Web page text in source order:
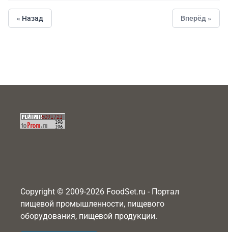
« Назад Вперёд »
Copyright © 2009-2026 FoodSet.ru - Портал
пищевой промышленности, пищевого
оборудования, пищевой продукции.